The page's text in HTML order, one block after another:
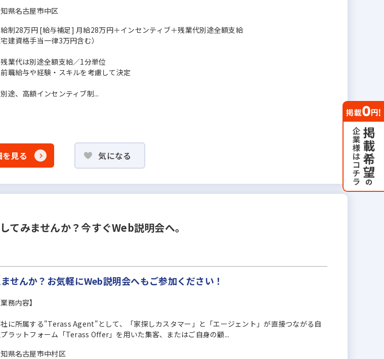
県名古屋市中区
制28万円 [給与補足] 月給28万円＋インセンティブ＋残業代別途全額支給
宅建資格手当一律3万円含む）
業代は別途全額支給／1分単位
職給与や経験・スキルを考慮して決定
途、高額インセンティブ制...
見る 気になる
みませんか？今すぐWeb説明会へ。
せんか？お気軽にWeb説明会へもご参加ください！
業務内容】
に所属する"Terass Agent"として、「家探しカスタマー」と「エージェント」が直接つながる自
ラットフォーム「Terass Offer」を用いた集客、またはご自身の顧...
県名古屋市中村区